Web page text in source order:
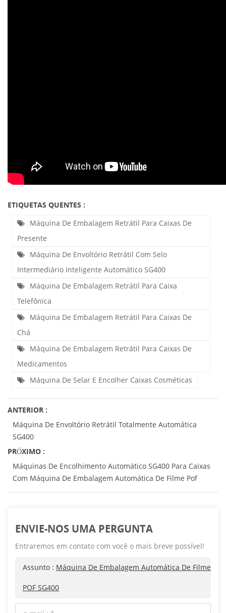
ETIQUETAS QUENTES :
Máquina De Embalagem Retrátil Para Caixas De
Presente
Máquina De Envoltório Retrátil Com Selo
Intermediário Inteligente Automático SG400
Máquina De Embalagem Retrátil Para Caixa
Telefônica
Máquina De Embalagem Retrátil Para Caixas De
Chá
Máquina De Embalagem Retrátil Para Caixas De
Medicamentos
Máquina De Selar E Encolher Caixas Cosméticas
ANTERIOR :
Máquina De Envoltório Retrátil Totalmente Automática
SG400
PRÓXIMO :
Máquinas De Encolhimento Automático SG400 Para Caixas
Com Máquina De Embalagem Automática De Filme Pof
ENVIE-NOS UMA PERGUNTA
Entraremos em contato com você o mais breve possível!
Assunto : Máquina De Embalagem Automática De Filme
POF SG400